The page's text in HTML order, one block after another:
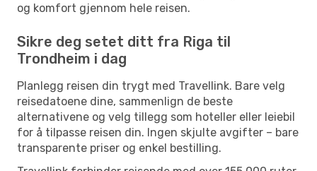
og komfort gjennom hele reisen.
Sikre deg setet ditt fra Riga til
Trondheim i dag
Planlegg reisen din trygt med Travellink. Bare velg
reisedatoene dine, sammenlign de beste
alternativene og velg tillegg som hoteller eller leiebil
for å tilpasse reisen din. Ingen skjulte avgifter – bare
transparente priser og enkel bestilling.